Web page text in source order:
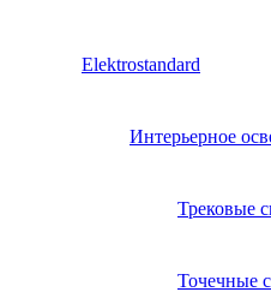
Elektrostandard
Интерьерное
Трековые
Точечные